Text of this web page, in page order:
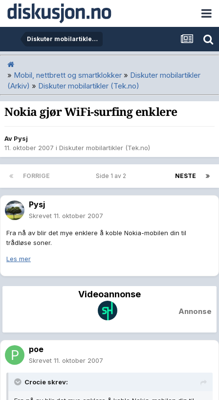
Diskuter mobilartikler (Tek.no)
» Mobil, nettbrett og smartklokker » Diskuter mobilartikler
(Arkiv) » Diskuter mobilartikler (Tek.no)
Nokia gjør WiFi-surfing enklere
Av Pysj
11. oktober 2007 i Diskuter mobilartikler (Tek.no)
FORRIGE NESTE
Side 1 av 2
Pysj
Skrevet 11. oktober 2007
Fra nå av blir det mye enklere å koble Nokia-mobilen din til
trådløse soner.
Les mer
Videoannonse
Annonse
poe
Skrevet 11. oktober 2007
Crocie skrev: